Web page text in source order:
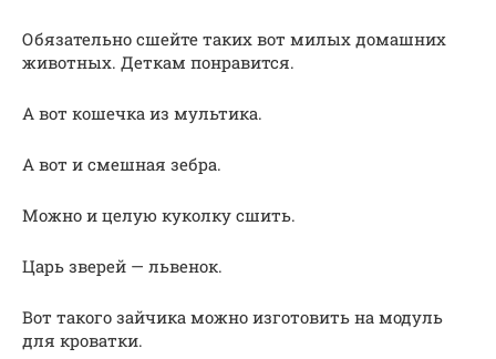
Обязательно сшейте таких вот милых домашних
животных. Деткам понравится.
А вот кошечка из мультика.
А вот и смешная зебра.
Можно и целую куколку сшить.
Царь зверей — львенок.
Вот такого зайчика можно изготовить на модуль
для кроватки.